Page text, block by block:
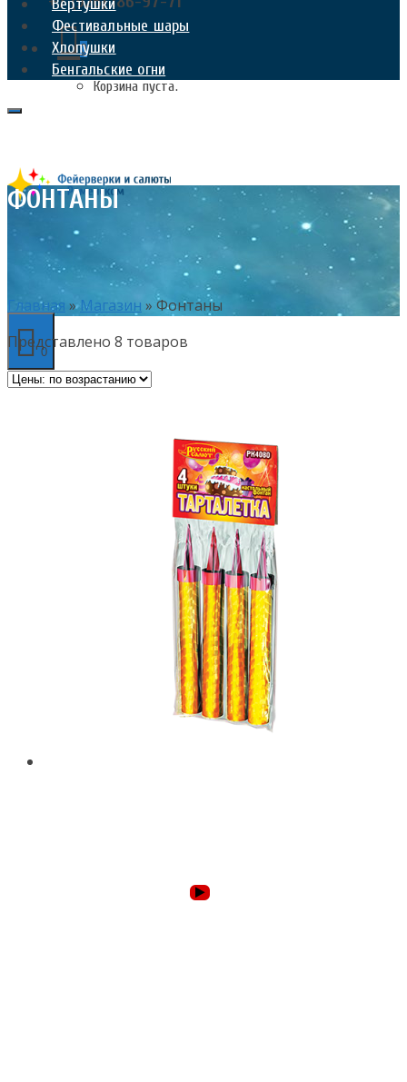
0
Корзина пуста.
Вертушки
Фестивальные шары
Хлопушки
Бенгальские огни
0
ФОНТАНЫ
Главная » Магазин » Фонтаны
Представлено 8 товаров